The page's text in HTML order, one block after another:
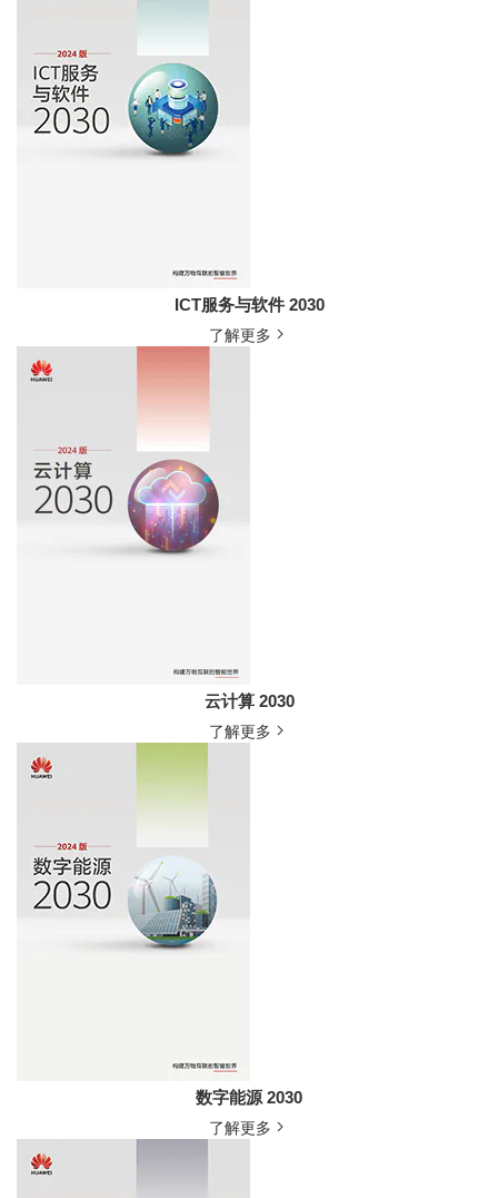
ICT服务与软件 2030
了解更多
云计算 2030
了解更多
数字能源 2030
了解更多